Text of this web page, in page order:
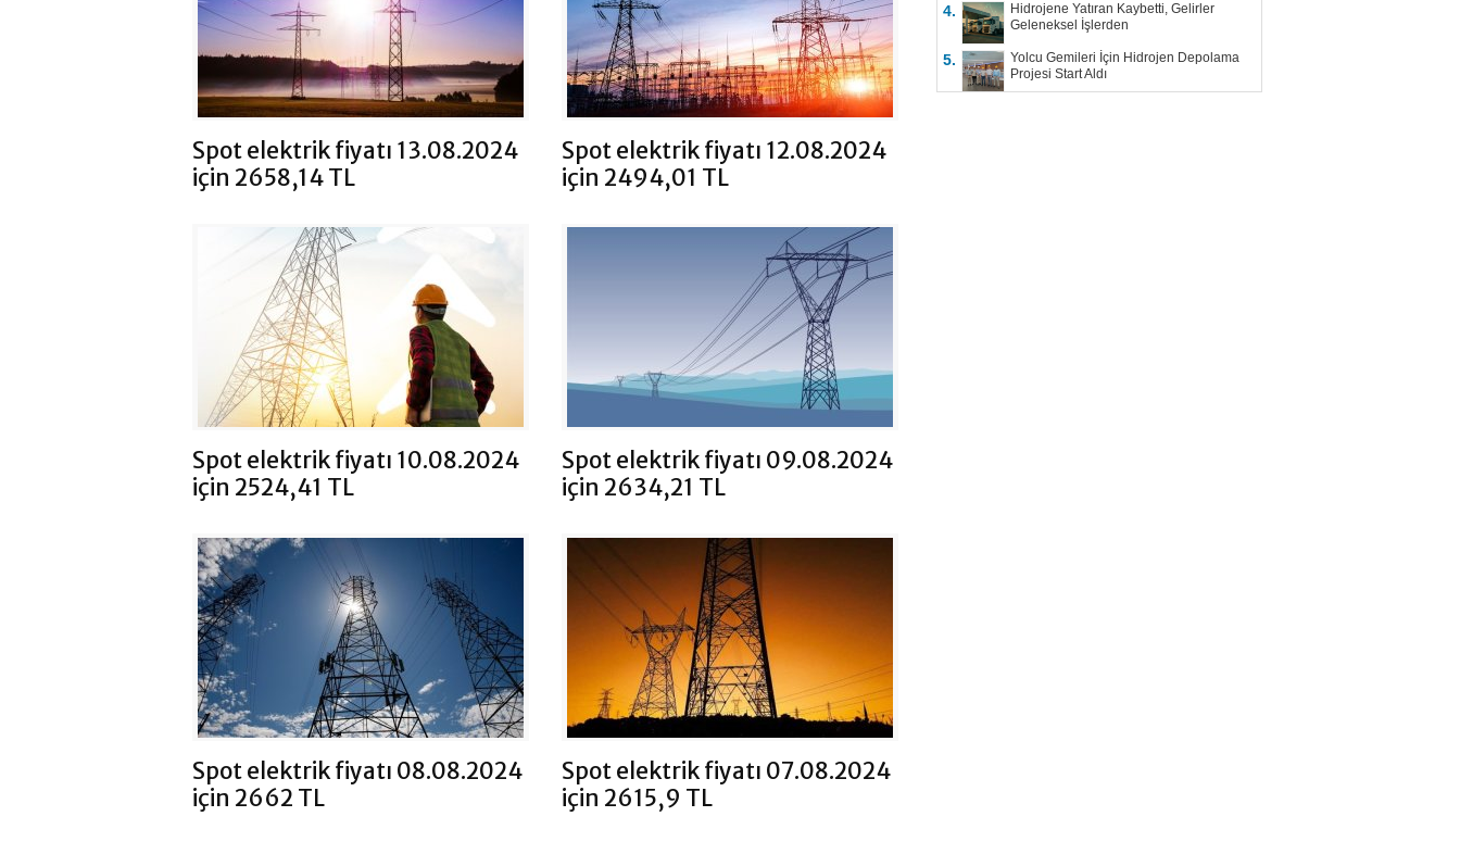
Spot elektrik fiyatı 13.08.2024
için 2658,14 TL
Spot elektrik fiyatı 12.08.2024
için 2494,01 TL
Spot elektrik fiyatı 10.08.2024
için 2524,41 TL
Spot elektrik fiyatı 09.08.2024
için 2634,21 TL
Spot elektrik fiyatı 08.08.2024
için 2662 TL
Spot elektrik fiyatı 07.08.2024
için 2615,9 TL
4.
Hidrojene Yatıran Kaybetti, Gelirler
Geleneksel İşlerden
5.
Yolcu Gemileri İçin Hidrojen Depolama
Projesi Start Aldı